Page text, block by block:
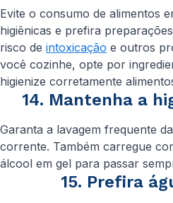
Evite o consumo de alimentos
higiênicas e prefira
risco de intoxicação e outros
você cozinhe, opte por
higienize corretamente
14. Mantenha a
Garanta a lavagem frequente
corrente. Também carregue
álcool em gel para passar
15. Prefira